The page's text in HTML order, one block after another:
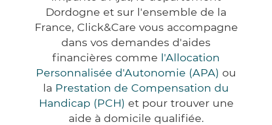
Dordogne et sur l'ensemble de la
France, Click&Care vous accompagne
dans vos demandes d'aides
financières comme l'Allocation
Personnalisée d'Autonomie (APA) ou
la Prestation de Compensation du
Handicap (PCH) et pour trouver une
aide à domicile qualifiée.